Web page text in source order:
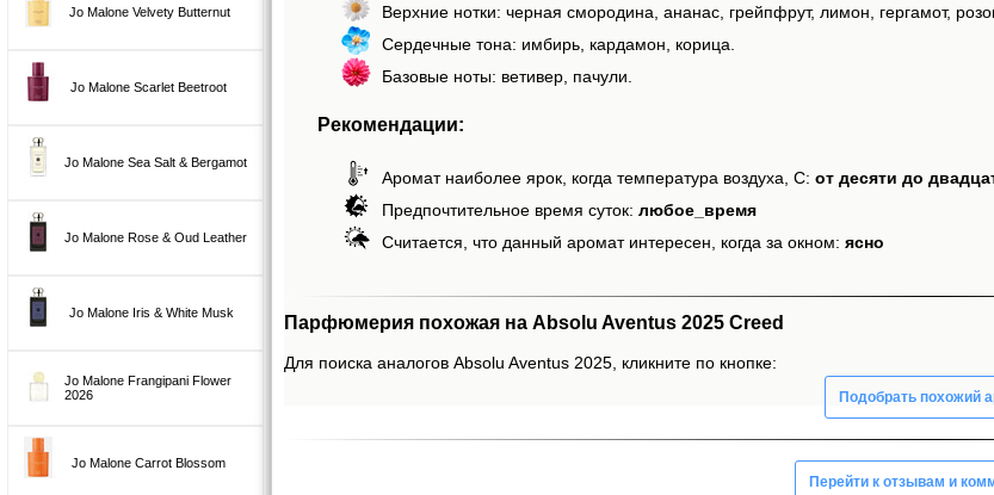
Jo Malone Velvety Butternut
Jo Malone Scarlet Beetroot
Jo Malone Sea Salt & Bergamot
Jo Malone Rose & Oud Leather
Jo Malone Iris & White Musk
Jo Malone Frangipani Flower
2026
Jo Malone Carrot Blossom
Верхние нотки: черная смородина, ананас, грейпфрут, лимон, гергамот,
Сердечные тона: имбирь, кардамон, корица.
Базовые ноты: ветивер, пачули.
Рекомендации:
Аромат наиболее ярок, когда температура воздуха, С: от десяти до
Предпочтительное время суток: любое_время
Считается, что данный аромат интересен, когда за окном: ясно
Парфюмерия похожая на Absolu Aventus 2025 Creed
Для поиска аналогов Absolu Aventus 2025, кликните по кнопке:
Подобрать похожий
Перейти к отзывам и